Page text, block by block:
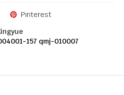
Pinterest
157 qmj-010007